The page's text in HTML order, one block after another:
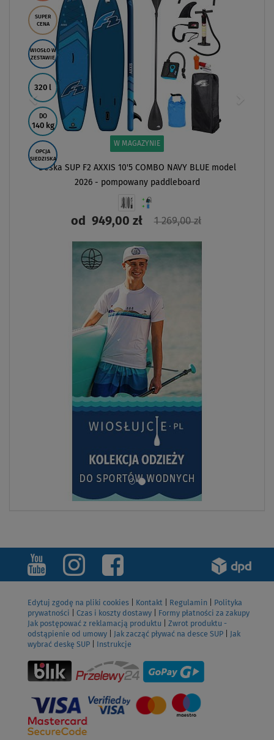
SUPER
CENA
WIOSŁO W
ZESTAWIE
320 l
DO
140 kg
OPCJA
SIEDZISKA
W MAGAZYNIE
Deska SUP F2 AXXIS 10'5 COMBO NAVY BLUE model
2026 - pompowany paddleboard
od949,00 zł 1 269,00 zł
ZOBACZ
Edytuj zgodę na pliki cookies Kontakt Regulamin
Polityka
prywatności
Czas i koszty dostawy
Formy płatności za zakupy
Jak postępować z reklamacją produktu
Zwrot produktu -
odstąpienie od umowy
Jak zacząć pływać na desce SUP
Jak
wybrać deskę SUP
Instrukcje